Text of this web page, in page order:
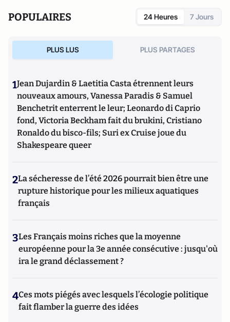
POPULAIRES 24 Heures 7 Jours
PLUS LUS PLUS PARTAGES
1Jean Dujardin & Laetitia Casta étrennent leurs
nouveaux amours, Vanessa Paradis & Samuel
Benchetrit enterrent le leur; Leonardo di Caprio
fond, Victoria Beckham fait du brukini, Cristiano
Ronaldo du bisco-fils; Suri ex Cruise joue du
Shakespeare queer
2La sécheresse de l’été 2026 pourrait bien être une
rupture historique pour les milieux aquatiques
français
3Les Français moins riches que la moyenne
européenne pour la 3e année consécutive : jusqu'où
ira le grand déclassement ?
4Ces mots piégés avec lesquels l’écologie politique
fait flamber la guerre des idées